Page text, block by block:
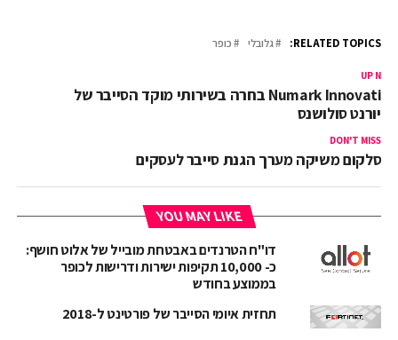
RELATED TOPICS: גלובלי כופר
UP
Numark Innovation בחרה בשירותי מוקד הסייבר של
סולושנס
DON'T MISS
סלקום משיקה מערך הגנת סייבר לעסקים
YOU MAY LIKE
דו"ח הטרנדים באבטחת מובייל של אלוט חושף:
כ- 10,000 תקיפות ישירות ודרישות לכופר
בממוצע בחודש
תחזית איומי הסייבר של פורטינט ל-2018